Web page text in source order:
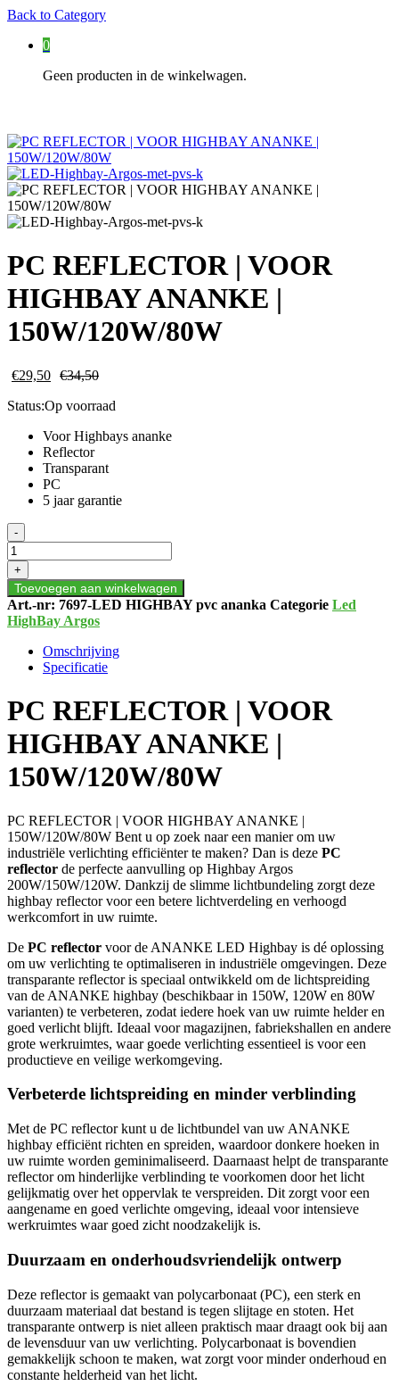
Back to Category
0
Geen producten in de winkelwagen.
PC REFLECTOR | VOOR
HIGHBAY ANANKE |
150W/120W/80W
€29,50 €34,50
Status:Op voorraad
Voor Highbays ananke
Reflector
Transparant
PC
5 jaar garantie
PC
REFLECTOR
|
VOOR
HIGHBAY
ANANKE
|
aantal
-
+
Toevoegen aan winkelwagen
Art.-nr: 7697-LED HIGHBAY pvc ananka Categorie Led
HighBay Argos
Omschrijving
Specificatie
PC REFLECTOR | VOOR
HIGHBAY ANANKE |
150W/120W/80W
PC REFLECTOR | VOOR HIGHBAY ANANKE |
150W/120W/80W Bent u op zoek naar een manier om uw
industriële verlichting efficiënter te maken? Dan is deze PC
reflector de perfecte aanvulling op Highbay Argos
200W/150W/120W. Dankzij de slimme lichtbundeling zorgt deze
highbay reflector voor een betere lichtverdeling en verhoogd
werkcomfort in uw ruimte.
De PC reflector voor de ANANKE LED Highbay is dé oplossing
om uw verlichting te optimaliseren in industriële omgevingen. Deze
transparante reflector is speciaal ontwikkeld om de lichtspreiding
van de ANANKE highbay (beschikbaar in 150W, 120W en 80W
varianten) te verbeteren, zodat iedere hoek van uw ruimte helder en
goed verlicht blijft. Ideaal voor magazijnen, fabriekshallen en andere
grote werkruimtes, waar goede verlichting essentieel is voor een
productieve en veilige werkomgeving.
Verbeterde lichtspreiding en minder verblinding
Met de PC reflector kunt u de lichtbundel van uw ANANKE
highbay efficiënt richten en spreiden, waardoor donkere hoeken in
uw ruimte worden geminimaliseerd. Daarnaast helpt de transparante
reflector om hinderlijke verblinding te voorkomen door het licht
gelijkmatig over het oppervlak te verspreiden. Dit zorgt voor een
aangename en goed verlichte omgeving, ideaal voor intensieve
werkruimtes waar goed zicht noodzakelijk is.
Duurzaam en onderhoudsvriendelijk ontwerp
Deze reflector is gemaakt van polycarbonaat (PC), een sterk en
duurzaam materiaal dat bestand is tegen slijtage en stoten. Het
transparante ontwerp is niet alleen praktisch maar draagt ook bij aan
de levensduur van uw verlichting. Polycarbonaat is bovendien
gemakkelijk schoon te maken, wat zorgt voor minder onderhoud en
constante helderheid van het licht.